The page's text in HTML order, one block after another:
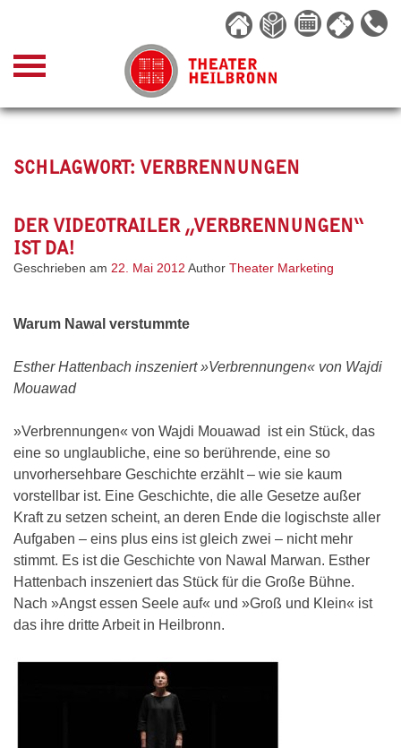
content
SCHLAGWORT: VERBRENNUNGEN
DER VIDEOTRAILER „VERBRENNUNGEN“
IST DA!
Geschrieben am 22. Mai 2012 Author Theater Marketing
Warum Nawal verstummte
Esther Hattenbach inszeniert »Verbrennungen« von Wajdi
Mouawad
»Verbrennungen« von Wajdi Mouawad ist ein Stück, das
eine so unglaubliche, eine so berührende, eine so
unvorhersehbare Geschichte erzählt – wie sie kaum
vorstellbar ist. Eine Geschichte, die alle Gesetze außer
Kraft zu setzen scheint, an deren Ende die logischste aller
Aufgaben – eins plus eins ist gleich zwei – nicht mehr
stimmt. Es ist die Geschichte von Nawal Marwan. Esther
Hattenbach inszeniert das Stück für die Große Bühne.
Nach »Angst essen Seele auf« und »Groß und Klein« ist
das ihre dritte Arbeit in Heilbronn.